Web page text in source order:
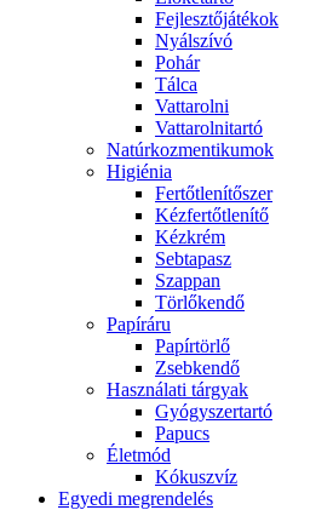
Fejlesztőjátékok
Nyálszívó
Pohár
Tálca
Vattarolni
Vattarolnitartó
Natúrkozmentikumok
Higiénia
Fertőtlenítőszer
Kézfertőtlenítő
Kézkrém
Sebtapasz
Szappan
Törlőkendő
Papíráru
Papírtörlő
Zsebkendő
Használati tárgyak
Gyógyszertartó
Papucs
Életmód
Kókuszvíz
Egyedi megrendelés